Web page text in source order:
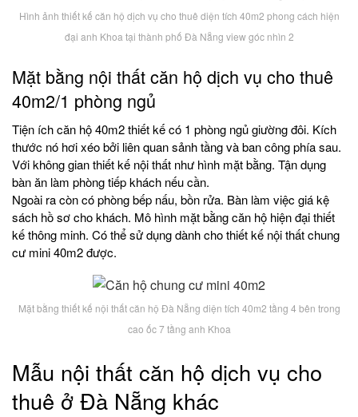
Hình ảnh thiết kế căn hộ dịch vụ cho thuê diện tích 40m2 phong cách hiện
đại anh Khoa tại thành phố Đà Nẵng view góc nhìn 2
Mặt bằng nội thất căn hộ dịch vụ cho thuê
40m2/1 phòng ngủ
Tiện ích căn hộ 40m2 thiết kế có 1 phòng ngủ giường đôi. Kích
thước nó hơi xéo bởi liên quan sảnh tầng và ban công phía sau.
Với không gian thiết kế nội thất như hình mặt bằng. Tận dụng
bàn ăn làm phòng tiếp khách nếu cần.
Ngoài ra còn có phòng bếp nấu, bồn rửa. Bàn làm việc giá kệ
sách hồ sơ cho khách. Mô hình mặt bằng căn hộ hiện đại thiết
kế thông minh. Có thể sử dụng dành cho thiết kế nội thất chung
cư mini 40m2 được.
Mặt bằng thiết kế nội thất căn hộ Đà Nẵng diện tích 40m2 tầng 4 bên trong
cao ốc 7 tầng anh Khoa
Mẫu nội thất căn hộ dịch vụ cho
thuê ở Đà Nẵng khác